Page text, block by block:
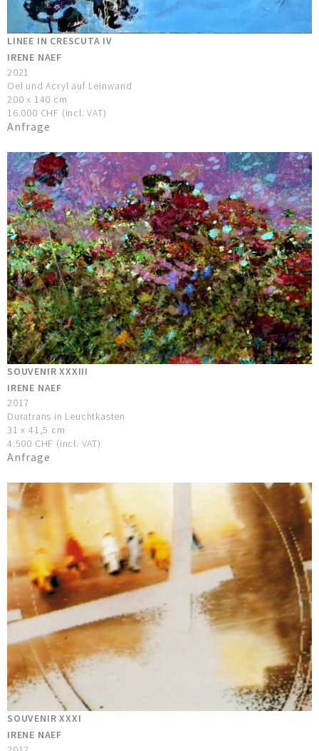
LINEE IN CRESCUTA IV
IRENE NAEF
2021
Oel und Acryl auf Leinwand
200 x 140 cm
16.000 CHF (incl. VAT)
Anfrage
SOUVENIR XXXIII
IRENE NAEF
2017
Duratrans in Leuchtkasten
31 x 41,5 cm
4.500 CHF (incl. VAT)
Anfrage
SOUVENIR XXXI
IRENE NAEF